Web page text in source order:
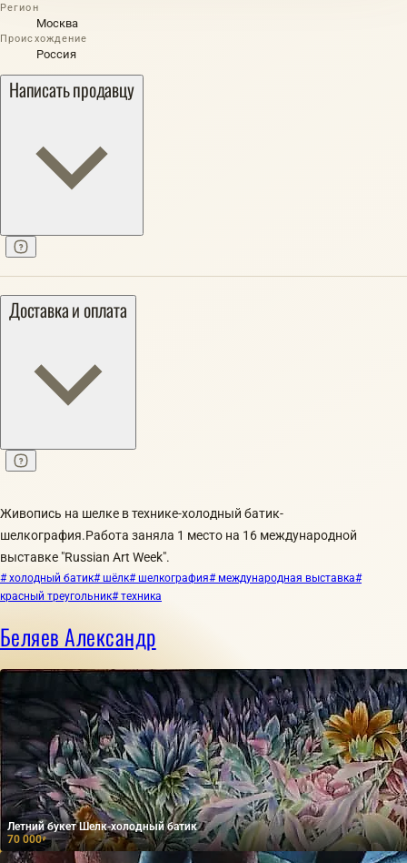
Регион
Москва
Происхождение
Россия
Написать продавцу
Доставка и оплата
Живопись на шелке в технике-холодный батик-
шелкография.Работа заняла 1 место на 16 международной
выставке "Russian Art Week".
# холодный батик# шёлк# шелкография# международная выставка#
красный треугольник# техника
Беляев Александр
Летний букет Шелк-холодный батик
70 000₽